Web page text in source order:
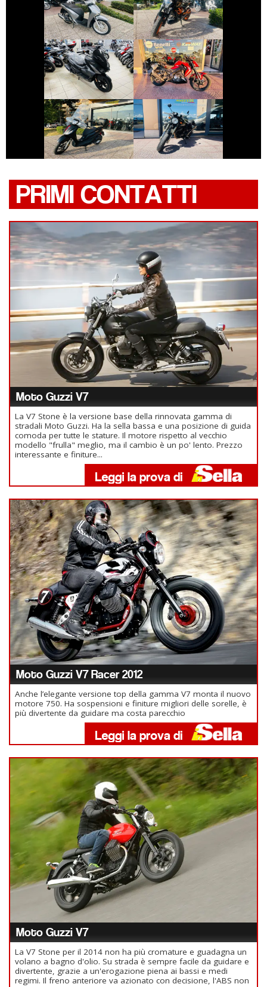
HONDA SH KTM DUKE-390
SYM JET
€ 2.590 €
KEEWAY RKF
€ 2.800 €
PIAGGIO MEDLEY
€ 2.990 €
SWM GRAN-
MILANO
€ 2.350 €
PRIMI CONTATTI
Moto Guzzi V7
La V7 Stone è la versione base della rinnovata gamma di
stradali Moto Guzzi. Ha la sella bassa e una posizione di guida
comoda per tutte le stature. Il motore rispetto al vecchio
modello "frulla" meglio, ma il cambio è un po' lento. Prezzo
interessante e finiture...
Moto Guzzi V7 Racer 2012
Anche l’elegante versione top della gamma V7 monta il nuovo
motore 750. Ha sospensioni e finiture migliori delle sorelle, è
più divertente da guidare ma costa parecchio
Moto Guzzi V7
La V7 Stone per il 2014 non ha più cromature e guadagna un
volano a bagno d'olio. Su strada è sempre facile da guidare e
divertente, grazie a un'erogazione piena ai bassi e medi
regimi. Il freno anteriore va azionato con decisione, l'ABS non